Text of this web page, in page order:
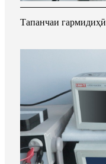
Тапанчаи гармидиҳӣ